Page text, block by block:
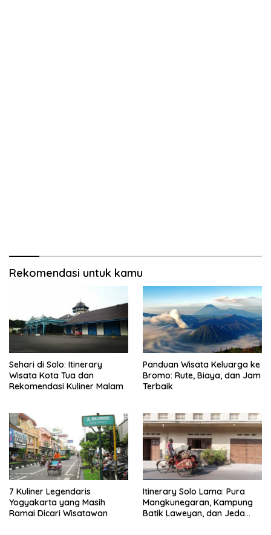
Rekomendasi untuk kamu
Sehari di Solo: Itinerary
Wisata Kota Tua dan
Rekomendasi Kuliner Malam
Panduan Wisata Keluarga ke
Bromo: Rute, Biaya, dan Jam
Terbaik
7 Kuliner Legendaris
Yogyakarta yang Masih
Ramai Dicari Wisatawan
Itinerary Solo Lama: Pura
Mangkunegaran, Kampung
Batik Laweyan, dan Jeda